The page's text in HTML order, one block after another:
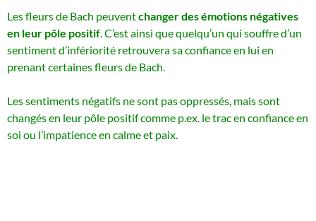
Les fleurs de Bach peuventchanger des émotions négatives
en leur pôle positif. C’est ainsi que quelqu’un qui souffre d’un
sentiment d’infériorité retrouvera sa confiance en lui en
prenant certaines fleurs de Bach.
Les sentiments négatifs ne sont pas oppressés, mais sont
changés en leur pôle positif comme p.ex. le trac en confiance en
soi ou l’impatience en calme et paix.